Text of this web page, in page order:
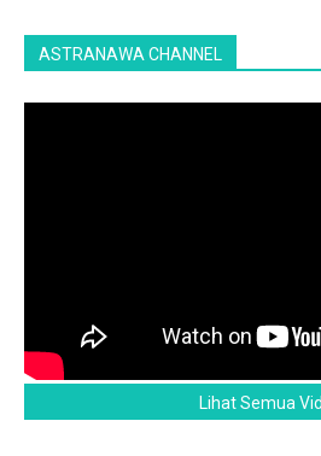
ASTRANAWA CHANNEL
Lihat Semua